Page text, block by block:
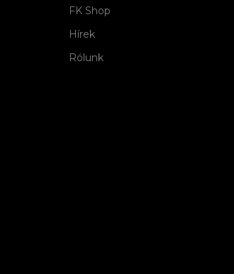
FK Shop
Hírek
Rólunk